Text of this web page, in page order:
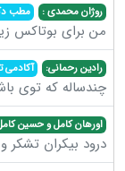
روژان محمدی : مطب
من برای بوتاکس
رادین رحمانی:
چندساله که توی
اورهان کامل و حسین
درود بیکران تشکر